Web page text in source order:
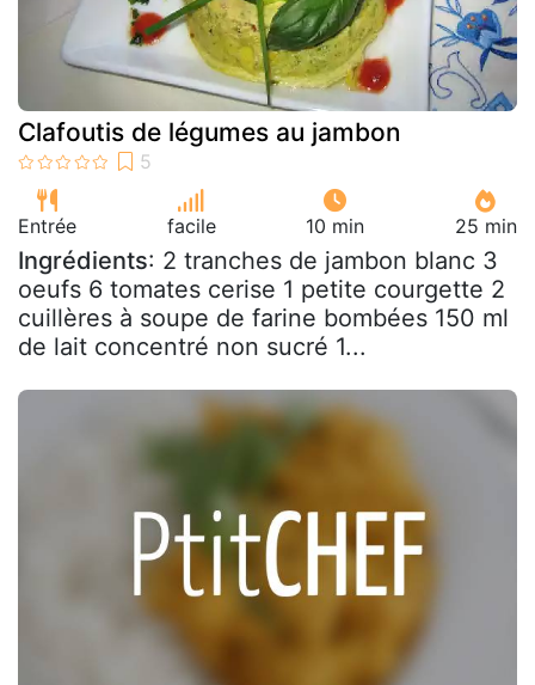
Clafoutis de légumes au jambon
Entrée facile 10 min 25 min
Ingrédients: 2 tranches de jambon blanc 3
oeufs 6 tomates cerise 1 petite courgette 2
cuillères à soupe de farine bombées 150 ml
de lait concentré non sucré 1...